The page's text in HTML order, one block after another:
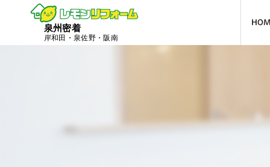
泉州密着
岸和田・泉佐野・阪南